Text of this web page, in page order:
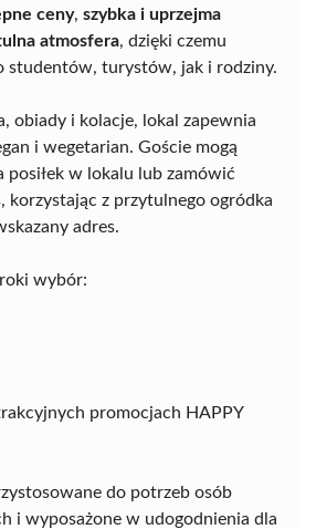
ceny, szybka i uprzejma
atmosfera, dzięki czemu
studentów, turystów, jak i rodziny.
obiady i kolacje, lokal zapewnia
i wegetarian. Goście mogą
posiłek w lokalu lub zamówić
korzystając z przytulnego ogródka
adres.
wybór:
promocjach HAPPY
do potrzeb osób
i wyposażone w udogodnienia dla